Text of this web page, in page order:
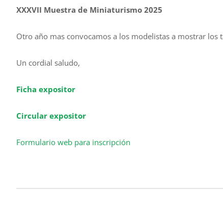
XXXVII Muestra de Miniaturismo 2025
Otro año mas convocamos a los modelistas a mostrar
Un cordial saludo,
Ficha expositor
Circular expositor
Formulario web para inscripción